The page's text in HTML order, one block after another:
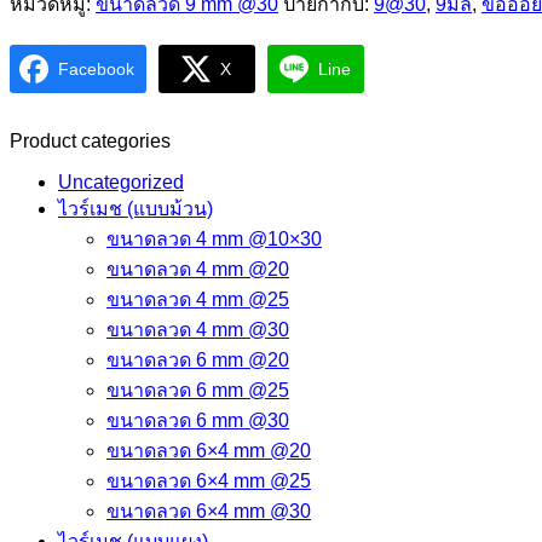
Facebook X Line
Product categories
Uncategorized
ไวร์เมช (แบบม้วน)
ขนาดลวด 4 mm @10×30
ขนาดลวด 4 mm @20
ขนาดลวด 4 mm @25
ขนาดลวด 4 mm @30
ขนาดลวด 6 mm @20
ขนาดลวด 6 mm @25
ขนาดลวด 6 mm @30
ขนาดลวด 6×4 mm @20
ขนาดลวด 6×4 mm @25
ขนาดลวด 6×4 mm @30